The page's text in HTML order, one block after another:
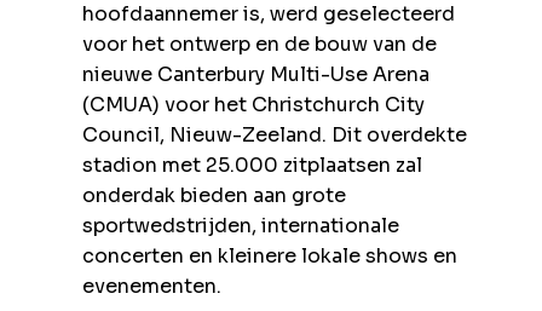
hoofdaannemer is, werd geselecteerd
voor het ontwerp en de bouw van de
nieuwe Canterbury Multi-Use Arena
(CMUA) voor het Christchurch City
Council, Nieuw-Zeeland. Dit overdekte
stadion met 25.000 zitplaatsen zal
onderdak bieden aan grote
sportwedstrijden, internationale
concerten en kleinere lokale shows en
evenementen.